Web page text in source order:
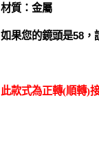
材質：金屬
如果您的鏡頭是58，
此款式為正轉(順轉)